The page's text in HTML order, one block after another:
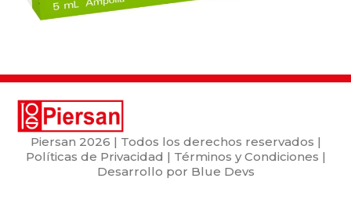
Piersan 2026 | Todos los derechos reservados |
Políticas de Privacidad | Términos y Condiciones |
Desarrollo por Blue Devs